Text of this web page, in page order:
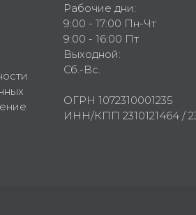
Рабочие дни:
9:00 - 17:00 Пн-Чт
9:00 - 16:00 Пт
Выходной:
Сб.-Вс.
ОГРН 1072310001235
ИНН/КПП 2310121464 /